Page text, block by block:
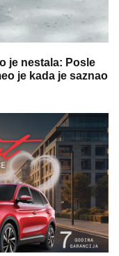
je nestala: Posle
je kada je saznao